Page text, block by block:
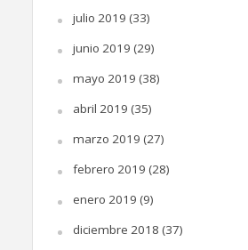
julio 2019 (33)
junio 2019 (29)
mayo 2019 (38)
abril 2019 (35)
marzo 2019 (27)
febrero 2019 (28)
enero 2019 (9)
diciembre 2018 (37)